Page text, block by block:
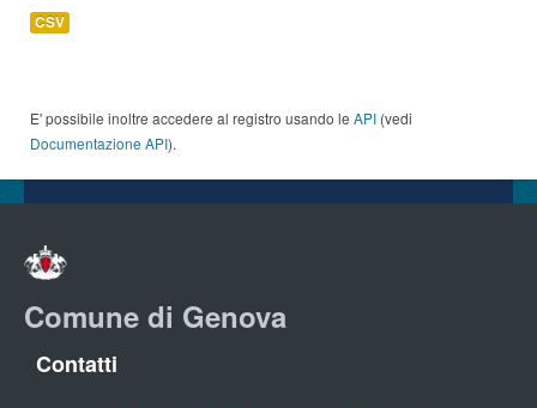
CSV
E' possibile inoltre accedere al registro usando le API (vedi
Documentazione API).
Comune di Genova
Contatti